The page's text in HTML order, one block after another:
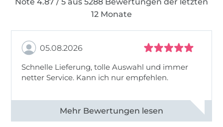
12 Monate
05.08.2026
Schnelle Lieferung, tolle Auswahl und immer
netter Service. Kann ich nur empfehlen.
Alle 82930 Bewertungen ansehen